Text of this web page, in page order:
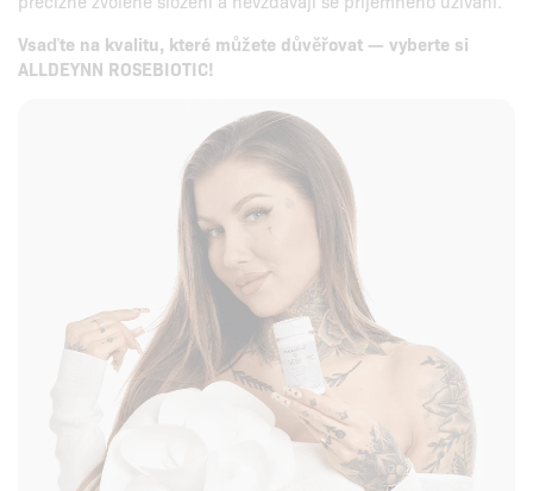
Vsaďte na kvalitu, které můžete důvěřovat — vyberte si
ALLDEYNN ROSEBIOTIC!